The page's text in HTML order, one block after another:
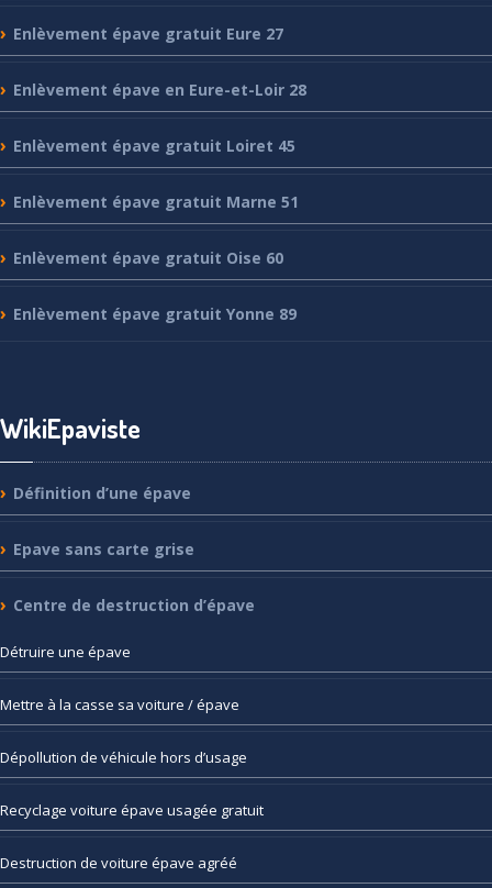
Enlèvement épave gratuit Eure 27
Enlèvement épave en Eure-et-Loir 28
Enlèvement épave gratuit Loiret 45
Enlèvement épave gratuit Marne 51
Enlèvement épave gratuit Oise 60
Enlèvement épave gratuit Yonne 89
WikiEpaviste
Définition d’une épave
Epave sans carte grise
Centre de destruction d’épave
Détruire une épave
Mettre à la casse sa voiture / épave
Dépollution de véhicule hors d’usage
Recyclage voiture épave usagée gratuit
Destruction de voiture épave agréé